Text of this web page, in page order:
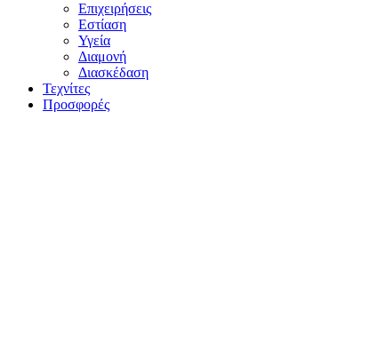
Επιχειρήσεις
Εστίαση
Υγεία
Διαμονή
Διασκέδαση
Τεχνίτες
Προσφορές